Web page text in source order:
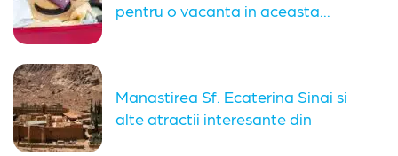
pentru o vacanta in aceasta...
Manastirea Sf. Ecaterina Sinai si
alte atractii interesante din